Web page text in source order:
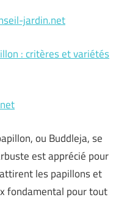
jardin.net
: critères et variétés
ou Buddleja, se
est apprécié pour
les papillons et
fondamental pour tout